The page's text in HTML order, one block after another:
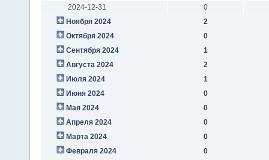
2024-12-31
0
Ноября 2024
2
Октября 2024
0
Сентября 2024
1
Августа 2024
2
Июля 2024
1
Июня 2024
0
Мая 2024
0
Апреля 2024
0
Марта 2024
0
Февраля 2024
0